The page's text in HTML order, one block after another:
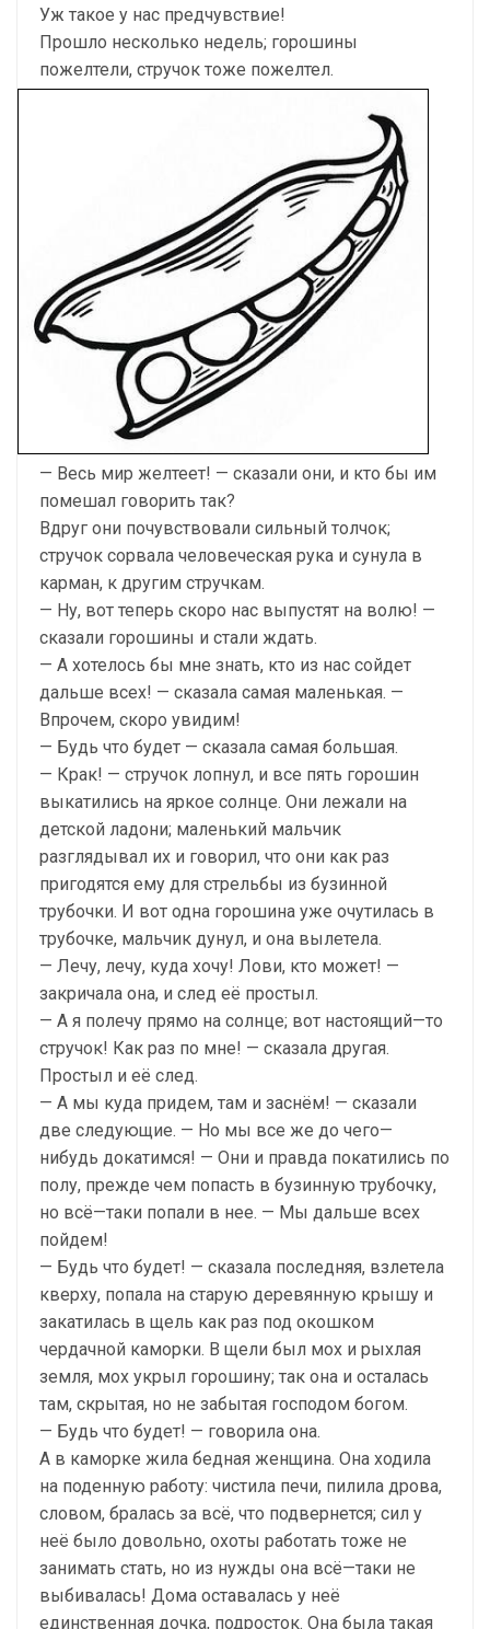
Уж такое у нас предчувствие!
Прошло несколько недель; горошины
пожелтели, стручок тоже пожелтел.
— Весь мир желтеет! — сказали они, и кто бы им
помешал говорить так?
Вдруг они почувствовали сильный толчок;
стручок сорвала человеческая рука и сунула в
карман, к другим стручкам.
— Ну, вот теперь скоро нас выпустят на волю! —
сказали горошины и стали ждать.
— А хотелось бы мне знать, кто из нас сойдет
дальше всех! — сказала самая маленькая. —
Впрочем, скоро увидим!
— Будь что будет — сказала самая большая.
— Крак! — стручок лопнул, и все пять горошин
выкатились на яркое солнце. Они лежали на
детской ладони; маленький мальчик
разглядывал их и говорил, что они как раз
пригодятся ему для стрельбы из бузинной
трубочки. И вот одна горошина уже очутилась в
трубочке, мальчик дунул, и она вылетела.
— Лечу, лечу, куда хочу! Лови, кто может! —
закричала она, и след её простыл.
— А я полечу прямо на солнце; вот настоящий—то
стручок! Как раз по мне! — сказала другая.
Простыл и её след.
— А мы куда придем, там и заснём! — сказали
две следующие. — Но мы все же до чего—
нибудь докатимся! — Они и правда покатились по
полу, прежде чем попасть в бузинную трубочку,
но всё—таки попали в нее. — Мы дальше всех
пойдем!
— Будь что будет! — сказала последняя, взлетела
кверху, попала на старую деревянную крышу и
закатилась в щель как раз под окошком
чердачной каморки. В щели был мох и рыхлая
земля, мох укрыл горошину; так она и осталась
там, скрытая, но не забытая господом богом.
— Будь что будет! — говорила она.
А в каморке жила бедная женщина. Она ходила
на поденную работу: чистила печи, пилила дрова,
словом, бралась за всё, что подвернется; сил у
неё было довольно, охоты работать тоже не
занимать стать, но из нужды она всё—таки не
выбивалась! Дома оставалась у неё
единственная дочка, подросток. Она была такая